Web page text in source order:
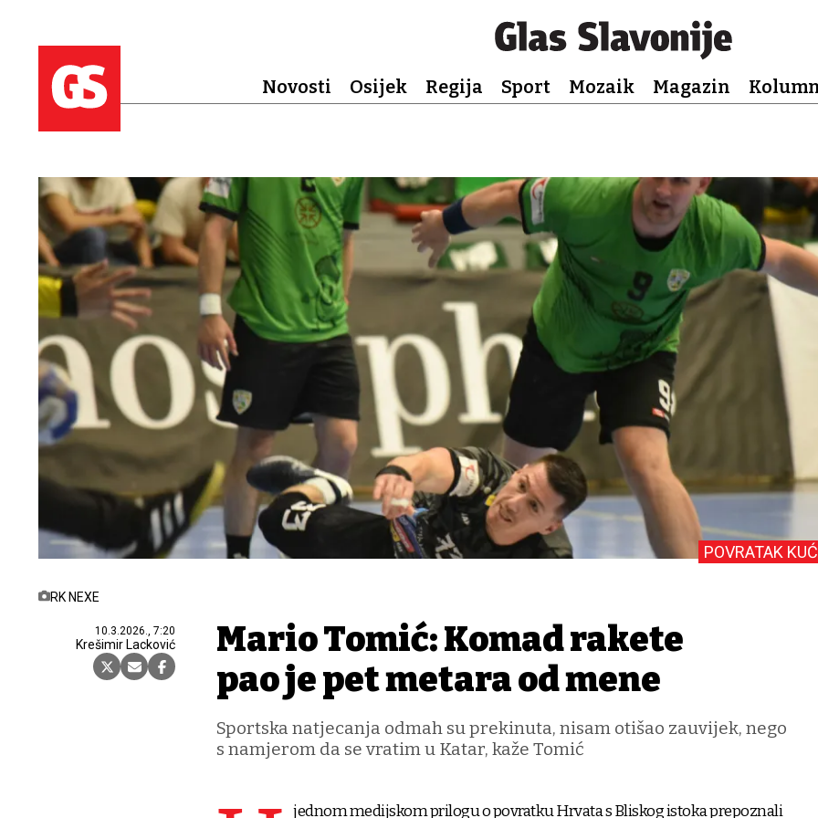
Novosti Osijek Regija Sport Mozaik Magazin
RK NEXE
10.3.2026., 7:20
Krešimir Lacković
POVRATAK
Mario Tomić: Komad rakete
pao je pet metara od mene
Sportska natjecanja odmah su prekinuta, nisam otišao zauvijek, nego
s namjerom da se vratim u Katar, kaže Tomić
jednom medijskom prilogu o povratku Hrvata s Bliskog istoka prepoznali